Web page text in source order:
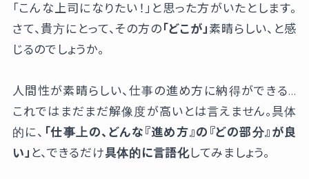
「こんな上司になりたい！」と思った方がいたとします。
さて、貴方にとって、その方の 「どこが」 素晴らしい、と感
じるのでしょうか。
人間性が素晴らしい、仕事の進め方に納得ができる…
これではまだまだ解像度が高いとは言えません。具体
的に、 「仕事上の、どんな『進め方』の『どの部分』が良
い」 と、できるだけ具体的に言語化してみましょう。